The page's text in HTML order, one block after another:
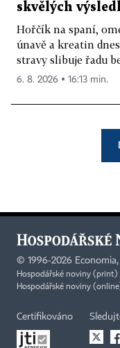
skvělých
Hořčík na spaní,
únavě a kreatin
stravy slibuje řadu
6. 8. 2026 ▪ 16:13 min.
© 1996-2026 Economia,
Hospodářské noviny
Hospodářské noviny
Certifikováno